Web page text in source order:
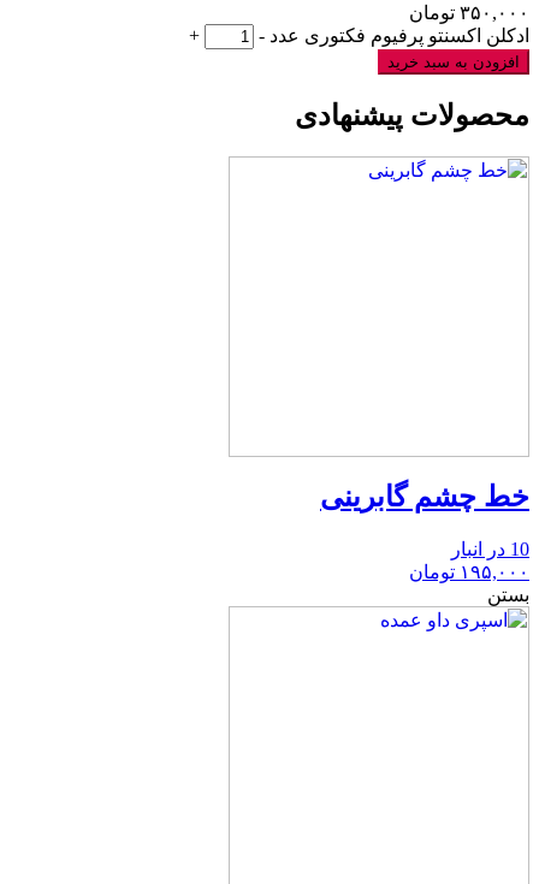
۳۵۰,۰۰۰ تومان
ادکلن اکسنتو پرفیوم فکتوری عدد -
+
افزودن به سبد خرید
محصولات پیشنهادی
خط چشم گابرینی
10 در انبار
۱۹۵,۰۰۰ تومان
بستن